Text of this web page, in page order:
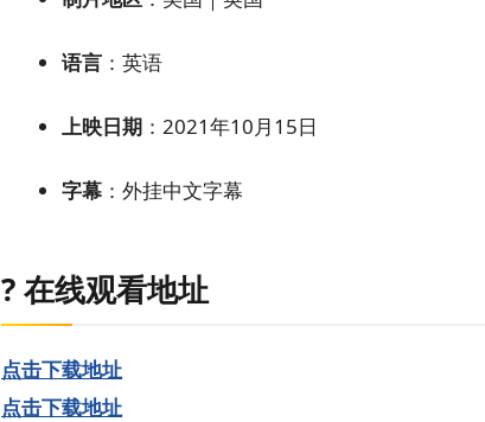
语言 ：英语
上映日期 ：2021年10月15日
字幕 ：外挂中文字幕
?️ 在线观看地址
点击下载地址
点击下载地址